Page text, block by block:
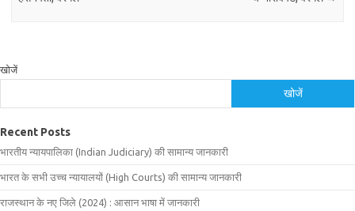
खोजें
खोजें
Recent Posts
भारतीय न्यायपालिका (Indian Judiciary) की सामान्य जानकारी
भारत के सभी उच्च न्यायालयों (High Courts) की सामान्य जानकारी
राजस्थान के नए जिले (2024) : आसान भाषा में जानकारी